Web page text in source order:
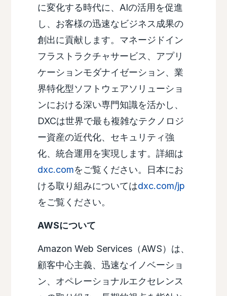
に変化する時代に、AIの活用を促進
し、お客様の迅速なビジネス成果の
創出に貢献します。マネージドイン
フラストラクチャサービス、アプリ
ケーションモダナイゼーション、業
界特化型ソフトウェアソリューショ
ンにおける深い専門知識を活かし、
DXCは世界で最も複雑なテクノロジ
ー資産の近代化、セキュリティ強
化、統合運用を実現します。詳細は
dxc.comをご覧ください。日本にお
ける取り組みについてはdxc.com/jp
をご覧ください。
AWSについて
Amazon Web Services（AWS）は、
顧客中心主義、迅速なイノベーショ
ン、オペレーショナルエクセレンス